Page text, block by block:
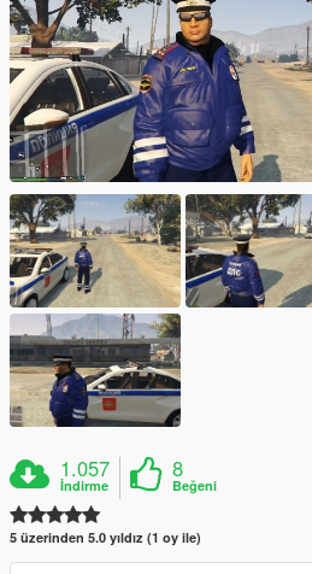
1.057
İndirme
8
Beğeni
5 üzerinden 5.0 yıldız (1 oy ile)